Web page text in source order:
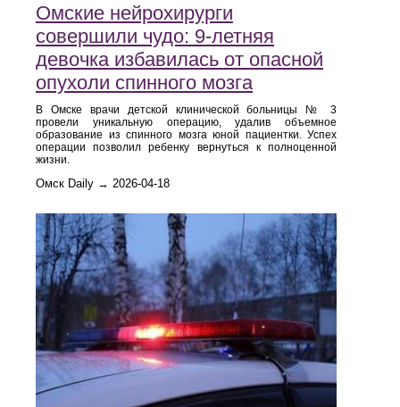
Омские нейрохирурги
совершили чудо: 9-летняя
девочка избавилась от опасной
опухоли спинного мозга
В Омске врачи детской клинической больницы № 3
провели уникальную операцию, удалив объемное
образование из спинного мозга юной пациентки. Успех
операции позволил ребенку вернуться к полноценной
жизни.
Омск Daily → 2026-04-18